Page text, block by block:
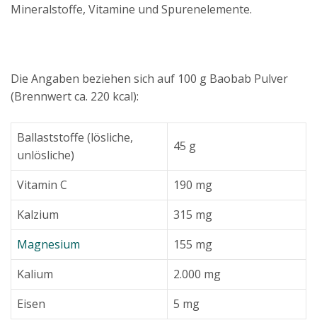
Mineralstoffe, Vitamine und Spurenelemente.
Die Angaben beziehen sich auf 100 g Baobab Pulver
(Brennwert ca. 220 kcal):
Ballaststoffe (lösliche,
unlösliche)
45 g
Vitamin C
190 mg
Kalzium
315 mg
Magnesium
155 mg
Kalium
2.000 mg
Eisen
5 mg